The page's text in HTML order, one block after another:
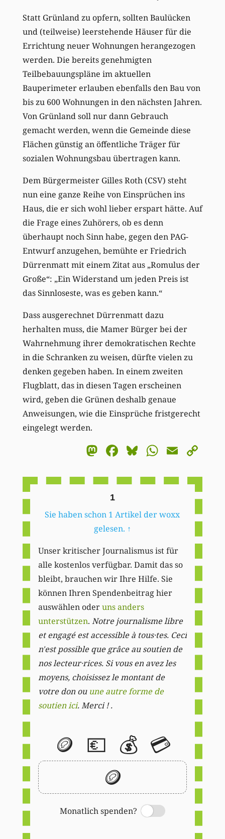
Statt Grünland zu opfern, sollten Baulücken
und (teilweise) leerstehende Häuser für die
Errichtung neuer Wohnungen herangezogen
werden. Die bereits genehmigten
Teilbebauungspläne im aktuellen
Bauperimeter erlauben ebenfalls den Bau von
bis zu 600 Wohnungen in den nächsten Jahren.
Von Grünland soll nur dann Gebrauch
gemacht werden, wenn die Gemeinde diese
Flächen günstig an öffentliche Träger für
sozialen Wohnungsbau übertragen kann.
Dem Bürgermeister Gilles Roth (CSV) steht
nun eine ganze Reihe von Einsprüchen ins
Haus, die er sich wohl lieber erspart hätte. Auf
die Frage eines Zuhörers, ob es denn
überhaupt noch Sinn habe, gegen den PAG-
Entwurf anzugehen, bemühte er Friedrich
Dürrenmatt mit einem Zitat aus „Romulus der
Große“: „Ein Widerstand um jeden Preis ist
das Sinnloseste, was es geben kann.“
Dass ausgerechnet Dürrenmatt dazu
herhalten muss, die Mamer Bürger bei der
Wahrnehmung ihrer demokratischen Rechte
in die Schranken zu weisen, dürfte vielen zu
denken gegeben haben. In einem zweiten
Flugblatt, das in diesen Tagen erscheinen
wird, geben die Grünen deshalb genaue
Anweisungen, wie die Einsprüche fristgerecht
eingelegt werden.
Mastodon
Facebook
BlueskyEmail
1
Sie haben schon 1 Artikel der woxx
gelesen. ↑
Unser kritischer Journalismus ist für
alle kostenlos verfügbar. Damit das so
bleibt, brauchen wir Ihre Hilfe. Sie
können Ihren Spendenbeitrag hier
auswählen oderuns anders
unterstützen. Notre journalisme libre
et engagé est accessible à tous·tes. Ceci
n'est possible que grâce au soutien de
nos lecteur·rices. Si vous en avez les
moyens, choisissez le montant de
votre don ou une autre forme de
soutien ici. Merci ! .
🪙 💶 💰 💳
🪙
Monatlich spenden?
Switch